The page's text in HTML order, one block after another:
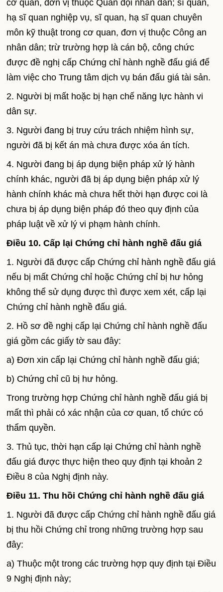
cơ quan, đơn vị thuộc Quân đội nhân dân; sĩ quan,
hạ sĩ quan nghiệp vụ, sĩ quan, hạ sĩ quan chuyên
môn kỹ thuật trong cơ quan, đơn vị thuộc Công an
nhân dân; trừ trường hợp là cán bộ, công chức
được đề nghị cấp Chứng chỉ hành nghề đấu giá để
làm việc cho Trung tâm dịch vụ bán đấu giá tài sản.
2. Người bị mất hoặc bị hạn chế năng lực hành vi
dân sự.
3. Người đang bị truy cứu trách nhiệm hình sự,
người đã bị kết án mà chưa được xóa án tích.
4. Người đang bị áp dụng biện pháp xử lý hành
chính khác, người đã bị áp dụng biện pháp xử lý
hành chính khác mà chưa hết thời hạn được coi là
chưa bị áp dụng biện pháp đó theo quy định của
pháp luật về xử lý vi phạm hành chính.
Điều 10. Cấp lại Chứng chỉ hành nghề đấu giá
1. Người đã được cấp Chứng chỉ hành nghề đấu giá
nếu bị mất Chứng chỉ hoặc Chứng chỉ bị hư hỏng
không thể sử dụng được thì được xem xét, cấp lại
Chứng chỉ hành nghề đấu giá.
2. Hồ sơ đề nghị cấp lại Chứng chỉ hành nghề đấu
giá gồm các giấy tờ sau đây:
a) Đơn xin cấp lại Chứng chỉ hành nghề đấu giá;
b) Chứng chỉ cũ bị hư hỏng.
Trong trường hợp Chứng chỉ hành nghề đấu giá bị
mất thì phải có xác nhận của cơ quan, tổ chức có
thẩm quyền.
3. Thủ tục, thời hạn cấp lại Chứng chỉ hành nghề
đấu giá được thực hiện theo quy định tại khoản 2
Điều 8 của Nghị định này.
Điều 11. Thu hồi Chứng chỉ hành nghề đấu giá
1. Người đã được cấp Chứng chỉ hành nghề đấu giá
bị thu hồi Chứng chỉ trong những trường hợp sau
đây:
a) Thuộc một trong các trường hợp quy định tại Điều
9 Nghị định này;